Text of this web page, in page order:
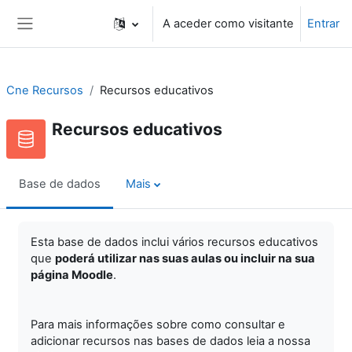
A aceder como visitante Entrar
Cne Recursos Recursos educativos
Recursos educativos
Base de dados Mais
Esta base de dados inclui vários recursos educativos
que poderá utilizar nas suas aulas ou incluir na sua
página Moodle.
Para mais informações sobre como consultar e
adicionar recursos nas bases de dados leia a nossa